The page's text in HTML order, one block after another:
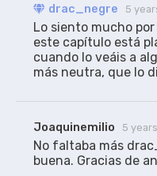
versión
ION10/NTb/GGEZ/GLHF
RESINCRONIZADO
Subtítulos
WEB GGEZ (720p) y
addic7ed.
drac_negre 5
Lo siento mucho
este capítulo está
cuando lo veáis a
más neutra, que lo
Joaquinemilio 5
No faltaba más
buena. Gracias de